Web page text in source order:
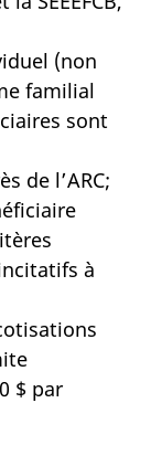
(non
familial
sont
de l’ARC;
à
$ par